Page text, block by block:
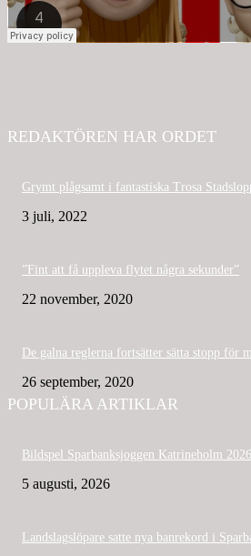
REDAKTÖREN HAR ORDET
Grymt plågsamt i fantastiska Trosa
3 juli, 2022
”Fint att få uppleva flytet några sekunder”
22 november, 2020
De galna reglerna fortsätter sätta stopp för
26 september, 2020
POPULÄRA ARTIKLAR
Bildspel Sparbanksjoggen Katrineholm 2026
5 augusti, 2026
Landslagslöpare satte nya banrekord i